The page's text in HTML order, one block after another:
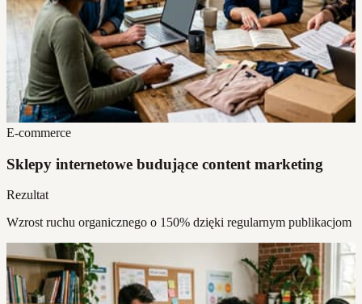
E-commerce
Sklepy internetowe budujące content marketing
Rezultat
Wzrost ruchu organicznego o 150% dzięki regularnym publikacjom